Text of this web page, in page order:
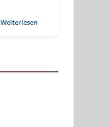
Weiterlesen